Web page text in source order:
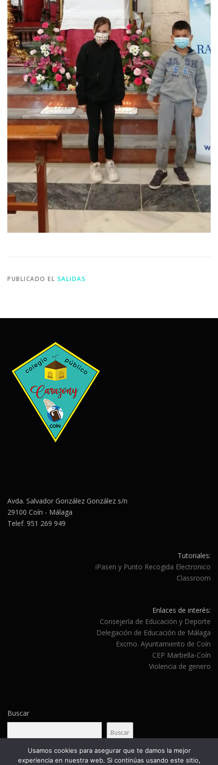
PUBLICADO EL SALIDAS
Avda. Salvador González González s/n
29100 Coín - Málaga
Telef. 951 269 949
Tutoriales:
iPasen y Punto Recogida Electronico
Classroom
Enlaces de interés:
Consejería de Educación y Deporte
Delegación de Educación de Málaga
Excmo. Ayuntamiento de Coín
CEP Marbella-Coín
Violencia de genero
Buscar
Buscar
Usamos cookies para asegurar que te damos la mejor
experiencia en nuestra web. Si continúas usando este sitio,